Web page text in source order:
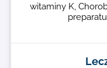
witaminy K,